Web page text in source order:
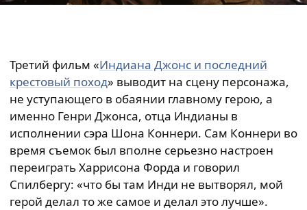
Третий фильм «Индиана Джонс и последний
крестовый поход» выводит на сцену персонажа,
не уступающего в обаянии главному герою, а
именно Генри Джонса, отца Индианы в
исполнении сэра Шона Коннери. Сам Коннери во
время съемок был вполне серьезно настроен
переиграть Харрисона Форда и говорил
Спилбергу: «что бы там Инди не вытворял, мой
герой делал то же самое и делал это лучше».